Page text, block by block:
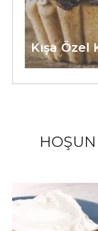
Kışa